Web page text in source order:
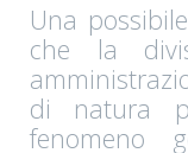
Una
che la
di natura
fenomeno